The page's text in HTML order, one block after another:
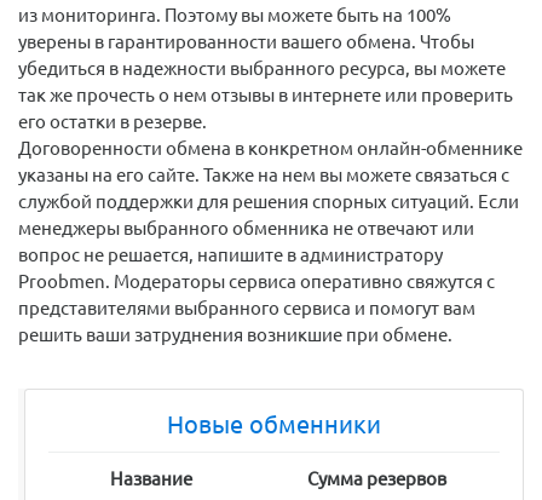
из мониторинга. Поэтому вы можете быть на 100%
уверены в гарантированности вашего обмена. Чтобы
убедиться в надежности выбранного ресурса, вы можете
так же прочесть о нем отзывы в интернете или проверить
его остатки в резерве.
Договоренности обмена в конкретном онлайн-обменнике
указаны на его сайте. Также на нем вы можете связаться с
службой поддержки для решения спорных ситуаций. Если
менеджеры выбранного обменника не отвечают или
вопрос не решается, напишите в администратору
Proobmen. Модераторы сервиса оперативно свяжутся с
представителями выбранного сервиса и помогут вам
решить ваши затруднения возникшие при обмене.
Новые обменники
Название Сумма резервов